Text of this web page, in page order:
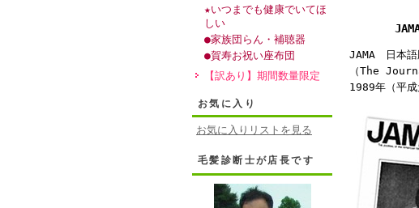
★いつまでも健康でいてほ
しい
●家族団らん・補聴器
●賀寿お祝い座布団
【訳あり】期間数量限定
お気に入り
お気に入りリストを見る
毛髪診断士が店長です
JAMA 日本語
（The
1989年（平成